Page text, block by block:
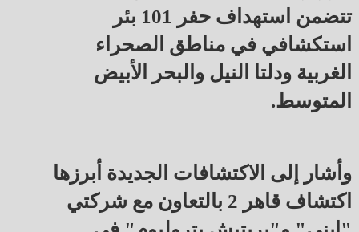
تتضمن استهداف حفر 101 بئر
استكشافي في مناطق الصحراء
الغربية ودلتا النيل والبحر الأبيض
المتوسط.
وأشار إلى الاكتشافات الجديدة أبرزها
اكتشاف قاهر 2 بالتعاون مع شركتي